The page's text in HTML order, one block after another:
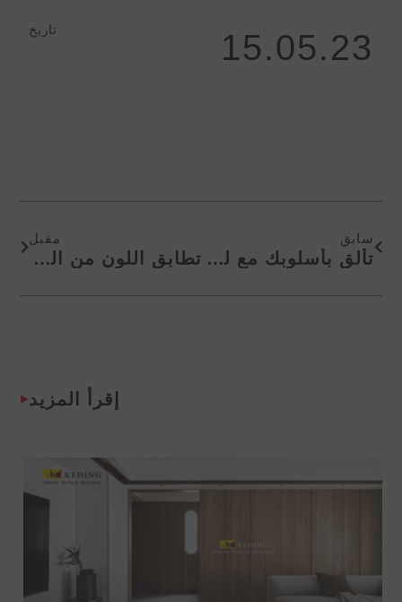
تاريخ 15.05.23
سابق
تألق بأسلوبك مع لوحات فليكس KD
مقبل
تطابق اللون من الداخل والخارج KD حافة النطاقات
إقرأ المزيد